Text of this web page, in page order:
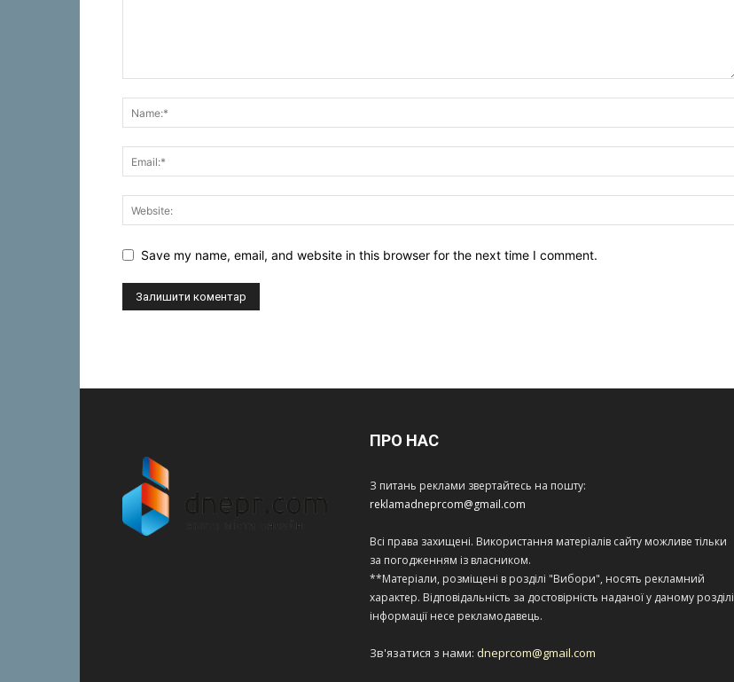
Save my name, email, and website in this browser for the next time I comment.
ПРО НАС
З питань реклами звертайтесь на пошту:
reklamadneprcom@gmail.com
Всі права захищені. Використання матеріалів сайту можливе тільки
за погодженням із власником.
**Матеріали, розміщені в розділі "Вибори", носять рекламний
характер. Відповідальність за достовірність наданої у даному розділі
інформації несе рекламодавець.
Зв'язатися з нами: dneprcom@gmail.com